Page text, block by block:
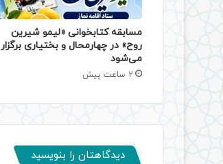
مسابقه کتابخوانی «لیمو شیرین
روح» در چهارمحال و بختیاری برگزار
می‌شود
2 ساعت پیش
دیدگاهتان را بنویسید